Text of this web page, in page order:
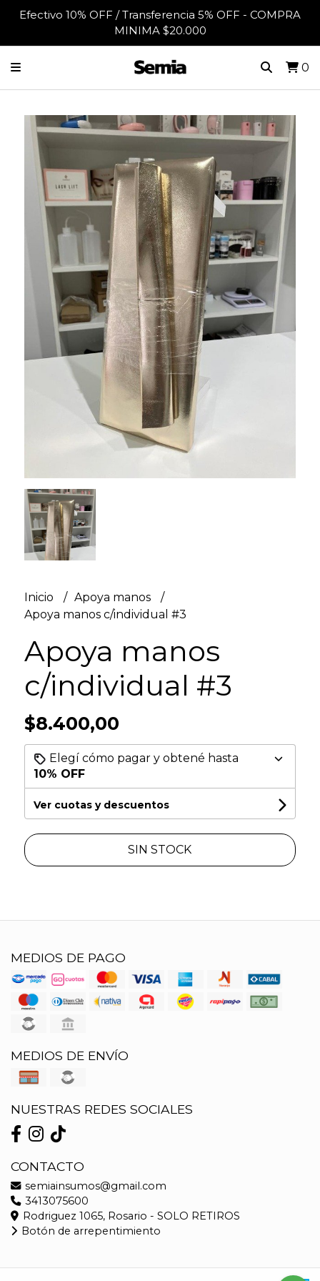
Efectivo 10% OFF / Transferencia 5% OFF - COMPRA
MINIMA $20.000
0
Inicio
Apoya manos
Apoya manos c/individual #3
Apoya manos
c/individual #3
$8.400,00
Elegí cómo pagar y obtené hasta
10% OFF
Ver cuotas y descuentos
SIN STOCK
MEDIOS DE PAGO
MEDIOS DE ENVÍO
NUESTRAS REDES SOCIALES
CONTACTO
semiainsumos@gmail.com
3413075600
Rodriguez 1065, Rosario - SOLO RETIROS
Botón de arrepentimiento